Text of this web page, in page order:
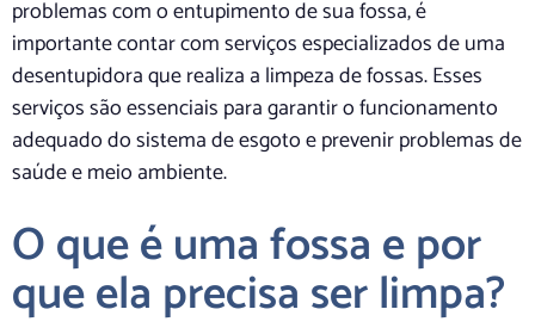
problemas com o entupimento de sua fossa, é
importante contar com serviços especializados de uma
desentupidora que realiza a limpeza de fossas. Esses
serviços são essenciais para garantir o funcionamento
adequado do sistema de esgoto e prevenir problemas de
saúde e meio ambiente.
O que é uma fossa e por
que ela precisa ser limpa?